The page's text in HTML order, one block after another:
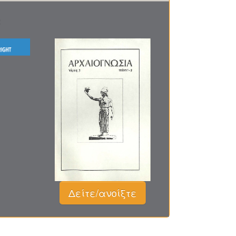
Δείτε/ανοίξτε